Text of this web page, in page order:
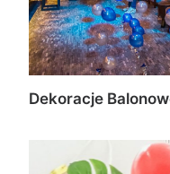
Dekoracje